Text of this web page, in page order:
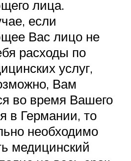
лица.
если
Вас лицо не
расходы по
услуг,
Вам
во время Вашего
в Германии, то
необходимо
медицинский